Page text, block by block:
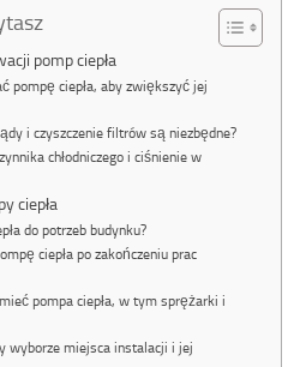
pomp ciepła
pompę ciepła, aby zwiększyć jej
i czyszczenie filtrów są niezbędne?
chłodniczego i ciśnienie w
ciepła
do potrzeb budynku?
ciepła po zakończeniu prac
pompa ciepła, w tym sprężarki i
wyborze miejsca instalacji i jej